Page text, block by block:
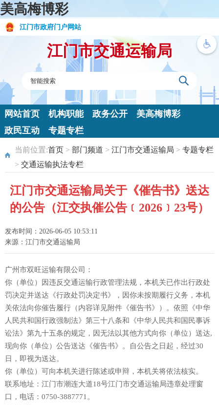
美高梅博彩
江门市政府门户网站
江门市交通运输局
网站首页 机构职能 政务公开
美高梅博彩
政民互动
专题专栏
当前位置:首页 > 部门频道 > 江门市交通运输局 > 专题专栏
> 交通运输执法专栏
江门市交通运输局关于《催告书》送达
的公告（江交执催公告﹝2026﹞23号）
发布时间：2026-06-05 10:53:11
来源：江门市交通运输局
广州市双旺运输有限公司：
你（单位）因违反交通运输行政管理法规，本机关已作出行政处
罚决定并送达《行政处罚决定书》，因你未按期履行义务，本机
关依法向你催告履行（内容详见附件《催告书》）。依照《中华
人民共和国行政强制法》第三十八条和《中华人民共和国民事诉
讼法》第九十五条的规定，因无法以其他方式向你（单位）送达,
现向你（单位）公告送达《催告书》。自公告之日起，经过30
日，即视为送达。
你（单位）可向本机关进行陈述或申辩，本机关将依法核实。
联系地址：江门市潮连大道18号江门市交通运输局违章处理窗
口，电话：0750-3887771。